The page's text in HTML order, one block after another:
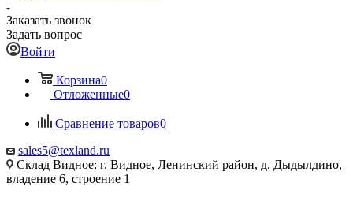
Заказать звонок
Задать вопрос
Войти
Корзина0
Отложенные0
Сравнение товаров0
sales5@texland.ru
Склад Видное: г. Видное, Ленинский район, д. Дыдылдино,
владение 6, строение 1